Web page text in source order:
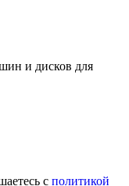
и дисков для
с политикой